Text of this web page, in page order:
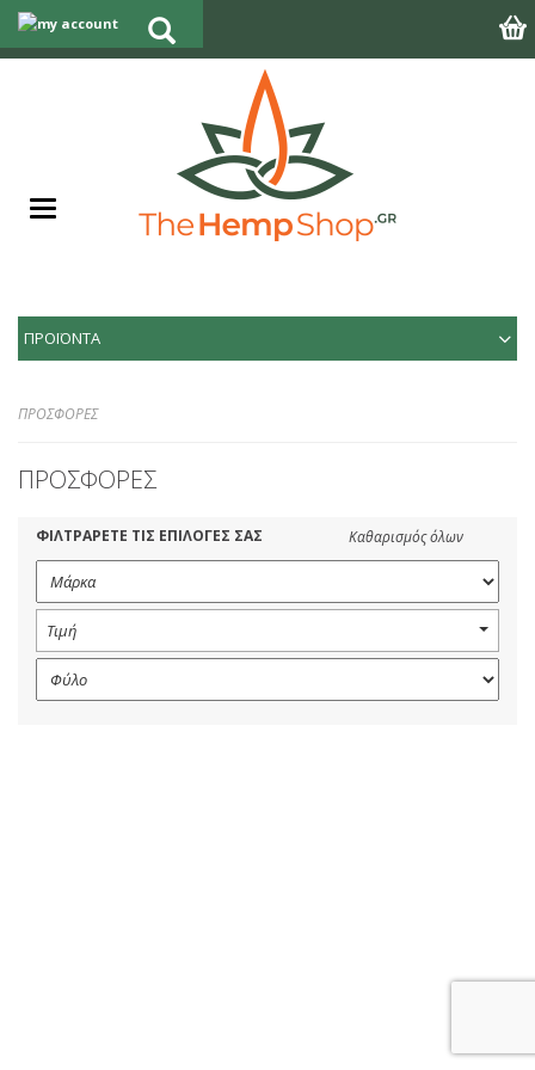
ΠΡΟΪΟΝΤΑ
ΠΡΟΣΦΟΡΕΣ
ΠΡΟΣΦΟΡΕΣ
ΦΙΛΤΡΑΡΕΤΕ ΤΙΣ ΕΠΙΛΟΓΕΣ ΣΑΣ Καθαρισμός όλων
Τιμή